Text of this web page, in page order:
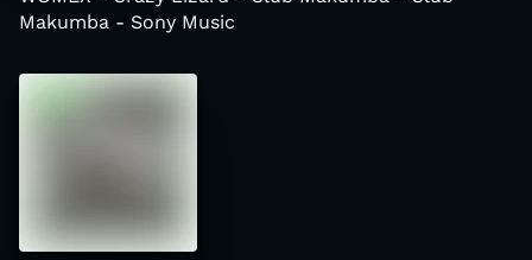
Makumba - Sony Music